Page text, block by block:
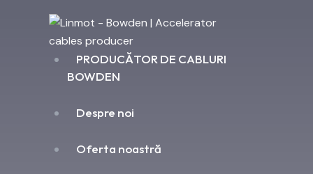
PRODUCĂTOR DE CABLURI
BOWDEN
Despre noi
Oferta noastră